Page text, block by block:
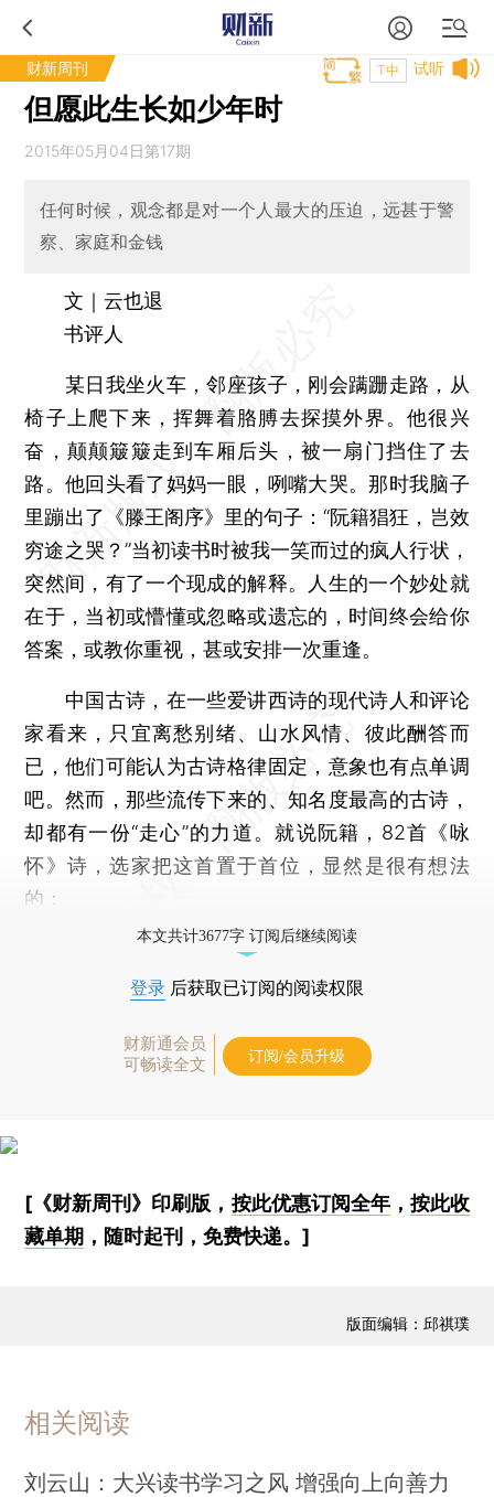
财新周刊 试听
T中
但愿此生长如少年时
2015年05月04日第17期
任何时候，观念都是对一个人最大的压迫，远甚于警
察、家庭和金钱
文｜云也退
书评人
某日我坐火车，邻座孩子，刚会蹒跚走路，从
椅子上爬下来，挥舞着胳膊去探摸外界。他很兴
奋，颠颠簸簸走到车厢后头，被一扇门挡住了去
路。他回头看了妈妈一眼，咧嘴大哭。那时我脑子
里蹦出了《滕王阁序》里的句子：“阮籍猖狂，岂效
穷途之哭？”当初读书时被我一笑而过的疯人行状，
突然间，有了一个现成的解释。人生的一个妙处就
在于，当初或懵懂或忽略或遗忘的，时间终会给你
答案，或教你重视，甚或安排一次重逢。
中国古诗，在一些爱讲西诗的现代诗人和评论
家看来，只宜离愁别绪、山水风情、彼此酬答而
已，他们可能认为古诗格律固定，意象也有点单调
吧。然而，那些流传下来的、知名度最高的古诗，
却都有一份“走心”的力道。就说阮籍，82首《咏
怀》诗，选家把这首置于首位，显然是很有想法
的：
本文共计3677字 订阅后继续阅读
登录 后获取已订阅的阅读权限
财新通会员
可畅读全文
订阅/会员升级
[《财新周刊》印刷版， 按此优惠订阅全年， 按此收
藏单期 ，随时起刊，免费快递。]
版面编辑：邱祺璞
相关阅读
刘云山：大兴读书学习之风 增强向上向善力